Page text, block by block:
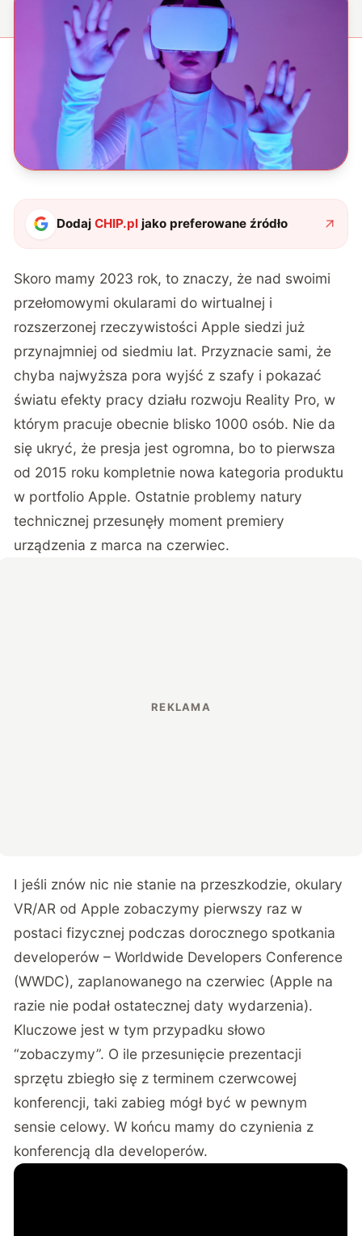
DodajCHIP.pl jako preferowane źródło
Skoro mamy 2023 rok, to znaczy, że nad swoimi
przełomowymi okularami do wirtualnej i
rozszerzonej rzeczywistości Apple siedzi już
przynajmniej od siedmiu lat. Przyznacie sami, że
chyba najwyższa pora wyjść z szafy i pokazać
światu efekty pracy działu rozwoju Reality Pro, w
którym pracuje obecnie blisko 1000 osób. Nie da
się ukryć, że presja jest ogromna, bo to pierwsza
od 2015 roku kompletnie nowa kategoria produktu
w portfolio Apple. Ostatnie problemy natury
technicznej przesunęły moment premiery
urządzenia z marca na czerwiec.
I jeśli znów nic nie stanie na przeszkodzie, okulary
VR/AR od Apple zobaczymy pierwszy raz w
postaci fizycznej podczas dorocznego spotkania
developerów – Worldwide Developers Conference
(WWDC), zaplanowanego na czerwiec (Apple na
razie nie podał ostatecznej daty wydarzenia).
Kluczowe jest w tym przypadku słowo
“zobaczymy”. O ile przesunięcie prezentacji
sprzętu zbiegło się z terminem czerwcowej
konferencji, taki zabieg mógł być w pewnym
sensie celowy. W końcu mamy do czynienia z
konferencją dla developerów.